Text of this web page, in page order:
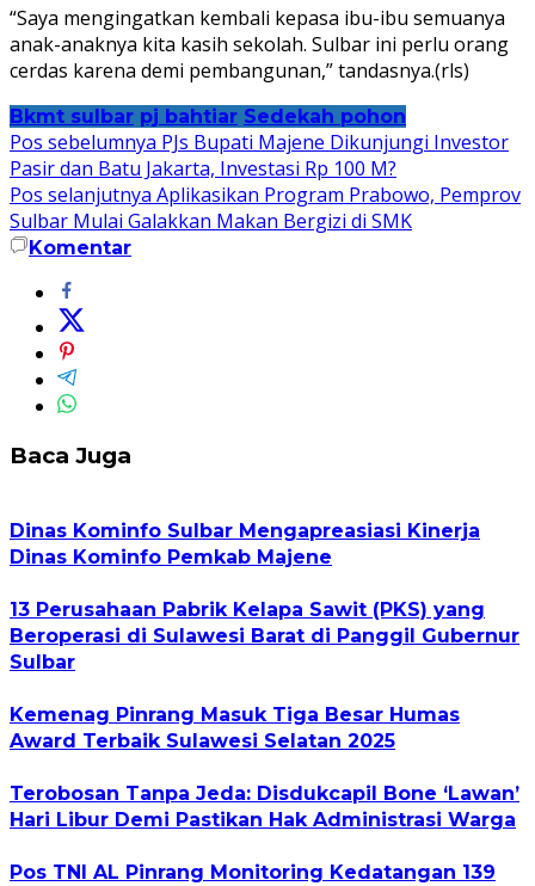
“Saya mengingatkan kembali kepasa ibu-ibu semuanya
anak-anaknya kita kasih sekolah. Sulbar ini perlu orang
cerdas karena demi pembangunan,” tandasnya.(rls)
Bkmt sulbar pj bahtiar Sedekah pohon
Navigasi
pos
Pos sebelumnya PJs Bupati Majene Dikunjungi Investor
Pasir dan Batu Jakarta, Investasi Rp 100 M?
Pos selanjutnya Aplikasikan Program Prabowo, Pemprov
Sulbar Mulai Galakkan Makan Bergizi di SMK
Komentar
Baca Juga
Dinas Kominfo Sulbar Mengapreasiasi Kinerja
Dinas Kominfo Pemkab Majene
13 Perusahaan Pabrik Kelapa Sawit (PKS) yang
Beroperasi di Sulawesi Barat di Panggil Gubernur
Sulbar
Kemenag Pinrang Masuk Tiga Besar Humas
Award Terbaik Sulawesi Selatan 2025
Terobosan Tanpa Jeda: Disdukcapil Bone ‘Lawan’
Hari Libur Demi Pastikan Hak Administrasi Warga
Pos TNI AL Pinrang Monitoring Kedatangan 139